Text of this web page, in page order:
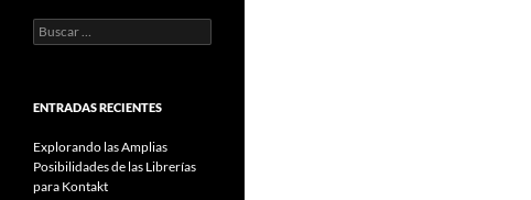
Buscar:
ENTRADAS RECIENTES
Explorando las Amplias
Posibilidades de las Librerías
para Kontakt